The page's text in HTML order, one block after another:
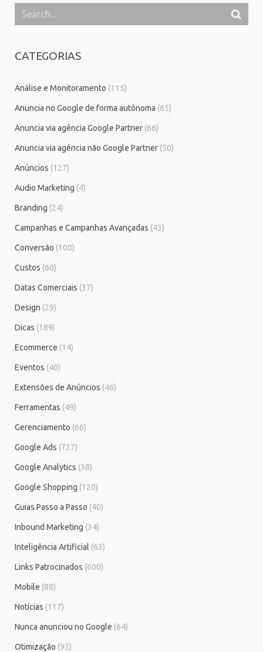
CATEGORIAS
Análise e Monitoramento (115)
Anuncia no Google de forma autônoma (65)
Anuncia via agência Google Partner (66)
Anuncia via agência não Google Partner (50)
Anúncios (127)
Audio Marketing (4)
Branding (24)
Campanhas e Campanhas Avançadas (43)
Conversão (100)
Custos (60)
Datas Comerciais (37)
Design (29)
Dicas (189)
Ecommerce (14)
Eventos (40)
Extensões de Anúncios (46)
Ferramentas (49)
Gerenciamento (66)
Google Ads (727)
Google Analytics (38)
Google Shopping (120)
Guias Passo a Passo (40)
Inbound Marketing (34)
Inteligência Artificial (63)
Links Patrocinados (600)
Mobile (88)
Notícias (117)
Nunca anunciou no Google (64)
Otimização (92)